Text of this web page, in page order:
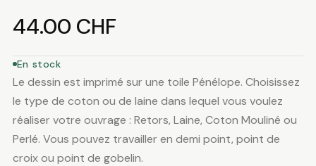
44.00 CHF
En stock
Le dessin est imprimé sur une toile Pénélope. Choisissez
le type de coton ou de laine dans lequel vous voulez
réaliser votre ouvrage : Retors, Laine, Coton Mouliné ou
Perlé. Vous pouvez travailler en demi point, point de
croix ou point de gobelin.